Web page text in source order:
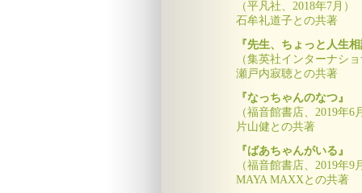
（平凡社、2018年7月）
石牟礼道子との共著
『先生、ちょっと人生
（集英社インターナシ
瀬戸内寂聴との共著
『なっちゃんのなつ』
（福音館書店、2019年6
片山健との共著
『ばあちゃんがいる』
（福音館書店、2019年9
MAYA MAXXとの共著